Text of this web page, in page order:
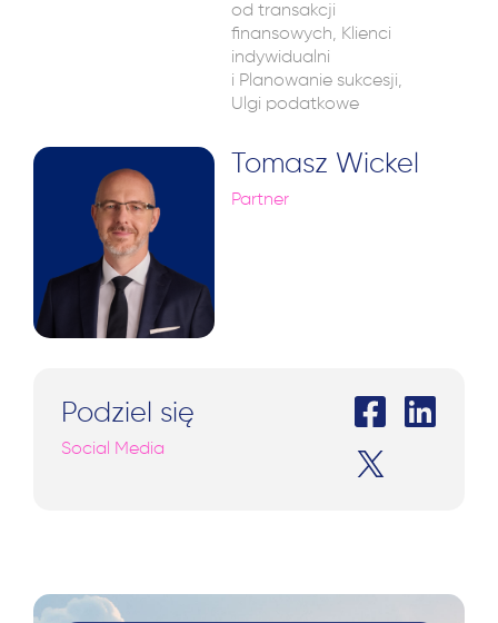
od transakcji
finansowych, Klienci
indywidualni
i Planowanie sukcesji,
Ulgi podatkowe
Tomasz Wickel
Partner
Podziel się
Social Media